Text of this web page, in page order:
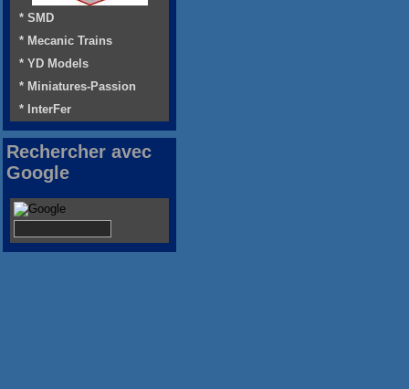
* SMD
* Mecanic Trains
* YD Models
* Miniatures-Passion
* InterFer
Rechercher avec
Google